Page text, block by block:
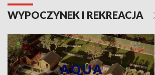
WYPOCZYNEK I REKREACJA